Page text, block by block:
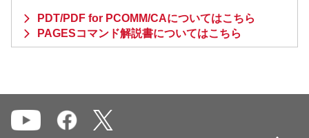
PDT/PDF for PCOMM/CAについてはこちら
PAGESコマンド解説書についてはこちら